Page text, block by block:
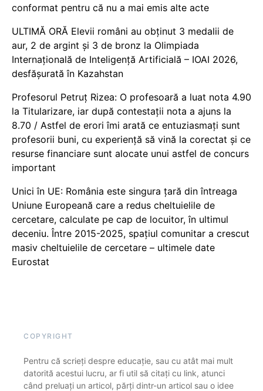
conformat pentru că nu a mai emis alte acte
ULTIMĂ ORĂ Elevii români au obținut 3 medalii de
aur, 2 de argint și 3 de bronz la Olimpiada
Internațională de Inteligență Artificială – IOAI 2026,
desfășurată în Kazahstan
Profesorul Petruț Rizea: O profesoară a luat nota 4.90
la Titularizare, iar după contestații nota a ajuns la
8.70 / Astfel de erori îmi arată ce entuziasmați sunt
profesorii buni, cu experiență să vină la corectat și ce
resurse financiare sunt alocate unui astfel de concurs
important
Unici în UE: România este singura țară din întreaga
Uniune Europeană care a redus cheltuielile de
cercetare, calculate pe cap de locuitor, în ultimul
deceniu. Între 2015-2025, spațiul comunitar a crescut
masiv cheltuielile de cercetare – ultimele date
Eurostat
COPYRIGHT
Pentru că scrieți despre educație, sau cu atât mai mult
datorită acestui lucru, ar fi util să citați cu link, atunci
când preluați un articol, părți dintr-un articol sau o idee